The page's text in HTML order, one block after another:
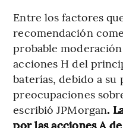
Entre los factores
recomendación
probable
acciones H del
baterías, debido a su
preocupaciones
escribió JPMorgan.
por las acciones A